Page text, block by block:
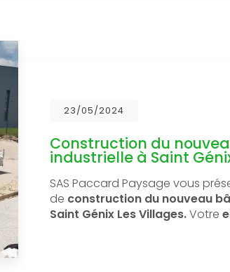
23/05/2024
Construction du
industrielle à Saint
SAS Paccard Paysage vous
de construction du nouveau
Saint Génix Les Villages.Votre